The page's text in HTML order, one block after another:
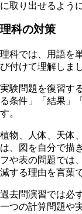
に取り出せるよう
理科の対策
理科では、用語を
び付けて理解しま
実験問題を復習す
る条件」「結果」
す。
植物、人体、天体
は、図を自分で描
フや表の問題では
減する理由を言葉
過去問演習では必
一つの計算問題や